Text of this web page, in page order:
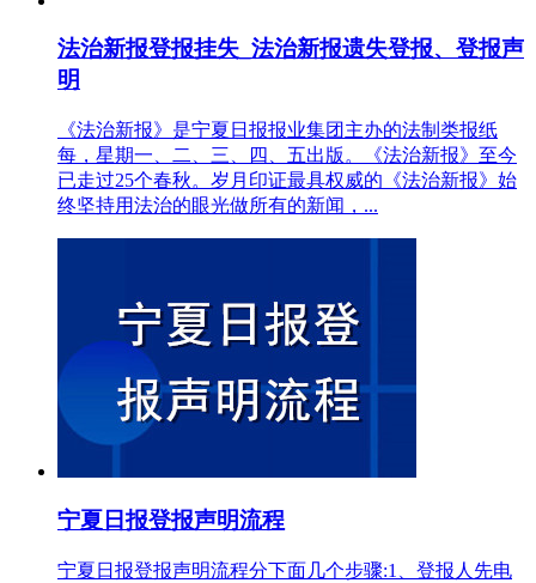
法治新报登报挂失_法治新报遗失登报、登报声
明
《法治新报》是宁夏日报报业集团主办的法制类报纸
每，星期一、二、三、四、五出版。《法治新报》至今
已走过25个春秋。岁月印证最具权威的《法治新报》始
终坚持用法治的眼光做所有的新闻，...
宁夏日报登报声明流程
宁夏日报登报声明流程分下面几个步骤:1、登报人先电